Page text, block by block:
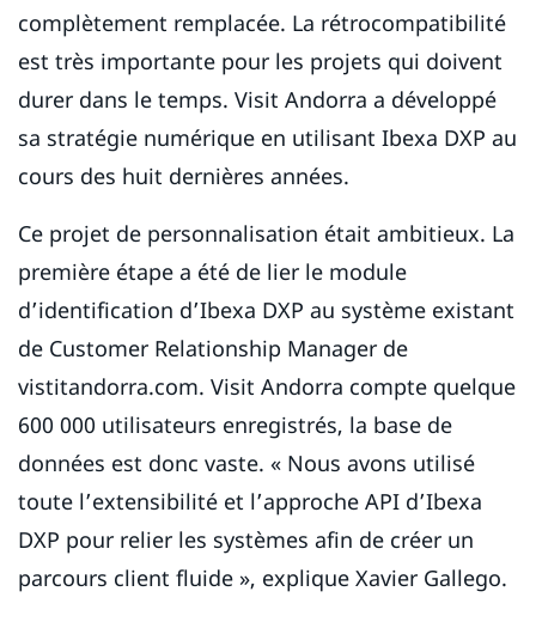
complètement remplacée. La rétrocompatibilité
est très importante pour les projets qui doivent
durer dans le temps. Visit Andorra a développé
sa stratégie numérique en utilisant Ibexa DXP au
cours des huit dernières années.
Ce projet de personnalisation était ambitieux. La
première étape a été de lier le module
d’identification d’Ibexa DXP au système existant
de Customer Relationship Manager de
vistitandorra.com. Visit Andorra compte quelque
600 000 utilisateurs enregistrés, la base de
données est donc vaste. « Nous avons utilisé
toute l’extensibilité et l’approche API d’Ibexa
DXP pour relier les systèmes afin de créer un
parcours client fluide », explique Xavier Gallego.